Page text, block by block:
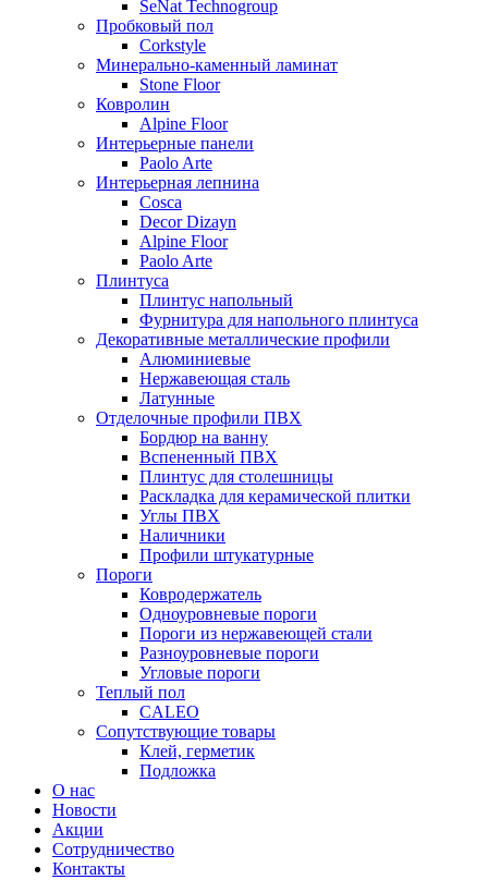
SeNat Technogroup
Пробковый пол
Corkstyle
Минерально-каменный ламинат
Stone Floor
Ковролин
Alpine Floor
Интерьерные панели
Paolo Arte
Интерьерная лепнина
Cosca
Decor Dizayn
Alpine Floor
Paolo Arte
Плинтуса
Плинтус напольный
Фурнитура для напольного плинтуса
Декоративные металлические профили
Алюминиевые
Нержавеющая сталь
Латунные
Отделочные профили ПВХ
Бордюр на ванну
Вспененный ПВХ
Плинтус для столешницы
Раскладка для керамической плитки
Углы ПВХ
Наличники
Профили штукатурные
Пороги
Ковродержатель
Одноуровневые пороги
Пороги из нержавеющей стали
Разноуровневые пороги
Угловые пороги
Теплый пол
CALEO
Сопутствующие товары
Клей, герметик
Подложка
О нас
Новости
Акции
Сотрудничество
Контакты